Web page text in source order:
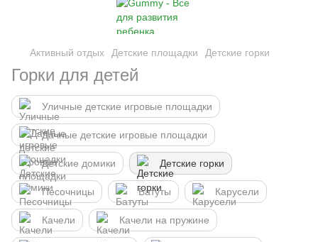
Активный отдых Детские площадки Детские горки
Горки для детей
Уличные детские игровые площадки
Дачные детские игровые площадки
Детские домики Детские горки
Песочницы Батуты Карусели
Качели Качели на пружине